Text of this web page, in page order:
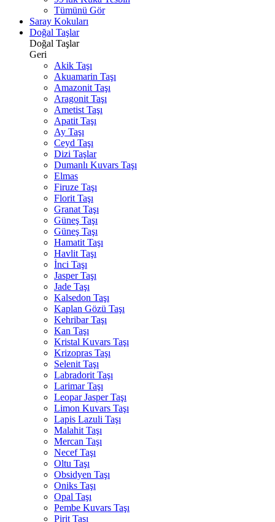
Tümünü Gör
Saray Kokuları
Doğal Taşlar
Doğal Taşlar
Geri
Akik Taşı
Akuamarin Taşı
Amazonit Taşı
Aragonit Taşı
Ametist Taşı
Apatit Taşı
Ay Taşı
Ceyd Taşı
Dizi Taşlar
Dumanlı Kuvars Taşı
Elmas
Firuze Taşı
Florit Taşı
Granat Taşı
Güneş Taşı
Güneş Taşı
Hamatit Taşı
Havlit Taşı
İnci Taşı
Jasper Taşı
Jade Taşı
Kalsedon Taşı
Kaplan Gözü Taşı
Kehribar Taşı
Kan Taşı
Kristal Kuvars Taşı
Krizopras Taşı
Selenit Taşı
Labradorit Taşı
Larimar Taşı
Leopar Jasper Taşı
Limon Kuvars Taşı
Lapis Lazuli Taşı
Malahit Taşı
Mercan Taşı
Necef Taşı
Oltu Taşı
Obsidyen Taşı
Oniks Taşı
Opal Taşı
Pembe Kuvars Taşı
Pirit Taşı